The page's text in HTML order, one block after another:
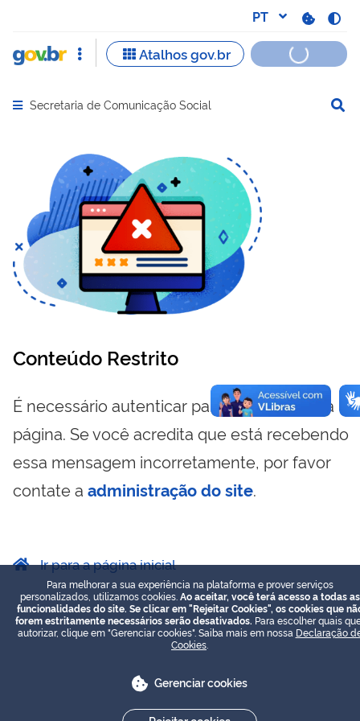
Abrir menu principal de navegação
Secretaria de Comunicação Social
Conteúdo Restrito
É necessário autenticar para visualizar essa
página. Se você acredita que está recebendo
essa mensagem incorretamente, por favor
contate a administração do site.
Ir para a página inicial
Para melhorar a sua experiência na plataforma e prover serviços
personalizados, utilizamos cookies. Ao aceitar, você terá acesso a todas as
funcionalidades do site. Se clicar em "Rejeitar Cookies", os cookies que
forem estritamente necessários serão desativados. Para escolher quais
autorizar, clique em "Gerenciar cookies". Saiba mais em nossa Declaração
Cookies
Gerenciar cookies